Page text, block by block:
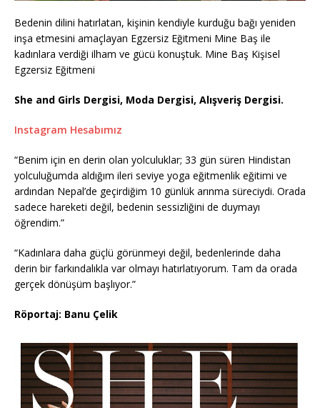
Bedenin dilini hatırlatan, kişinin kendiyle kurduğu bağı yeniden
inşa etmesini amaçlayan Egzersiz Eğitmeni Mine Baş ile
kadınlara verdiği ilham ve gücü konuştuk. Mine Baş Kişisel
Egzersiz Eğitmeni
She and Girls Dergisi, Moda Dergisi, Alışveriş Dergisi.
Instagram Hesabımız
“Benim için en derin olan yolculuklar; 33 gün süren Hindistan
yolculuğumda aldığım ileri seviye yoga eğitmenlik eğitimi ve
ardından Nepal’de geçirdiğim 10 günlük arınma süreciydi. Orada
sadece hareketi değil, bedenin sessizliğini de duymayı
öğrendim.”
“Kadınlara daha güçlü görünmeyi değil, bedenlerinde daha
derin bir farkındalıkla var olmayı hatırlatıyorum. Tam da orada
gerçek dönüşüm başlıyor.”
Röportaj: Banu Çelik